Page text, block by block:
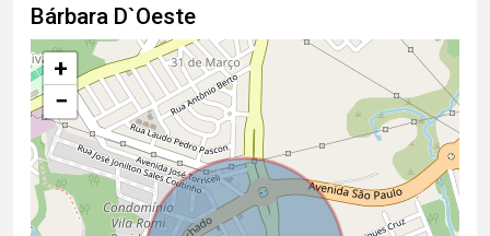
Bárbara D`Oeste
+
−